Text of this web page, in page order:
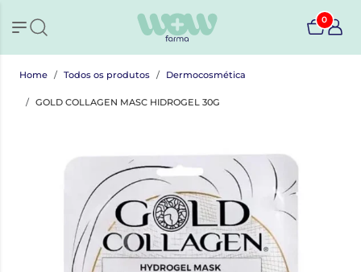
0
Home Todos os produtos Dermocosmética
GOLD COLLAGEN MASC HIDROGEL 30G